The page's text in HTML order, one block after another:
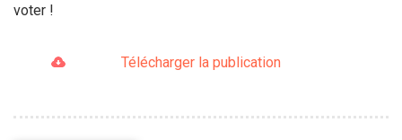
voter !
Télécharger la publication